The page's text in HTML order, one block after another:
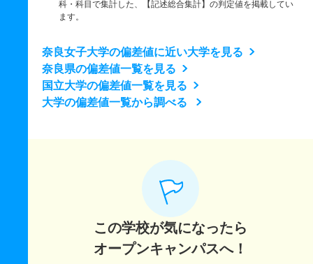
科・科目で集計した、【記述総合集計】の判定値を掲載してい
ます。
奈良女子大学の偏差値に近い大学を見る
奈良県の偏差値一覧を見る
国立大学の偏差値一覧を見る
大学の偏差値一覧から調べる
この学校が気になったら
オープンキャンパスへ！